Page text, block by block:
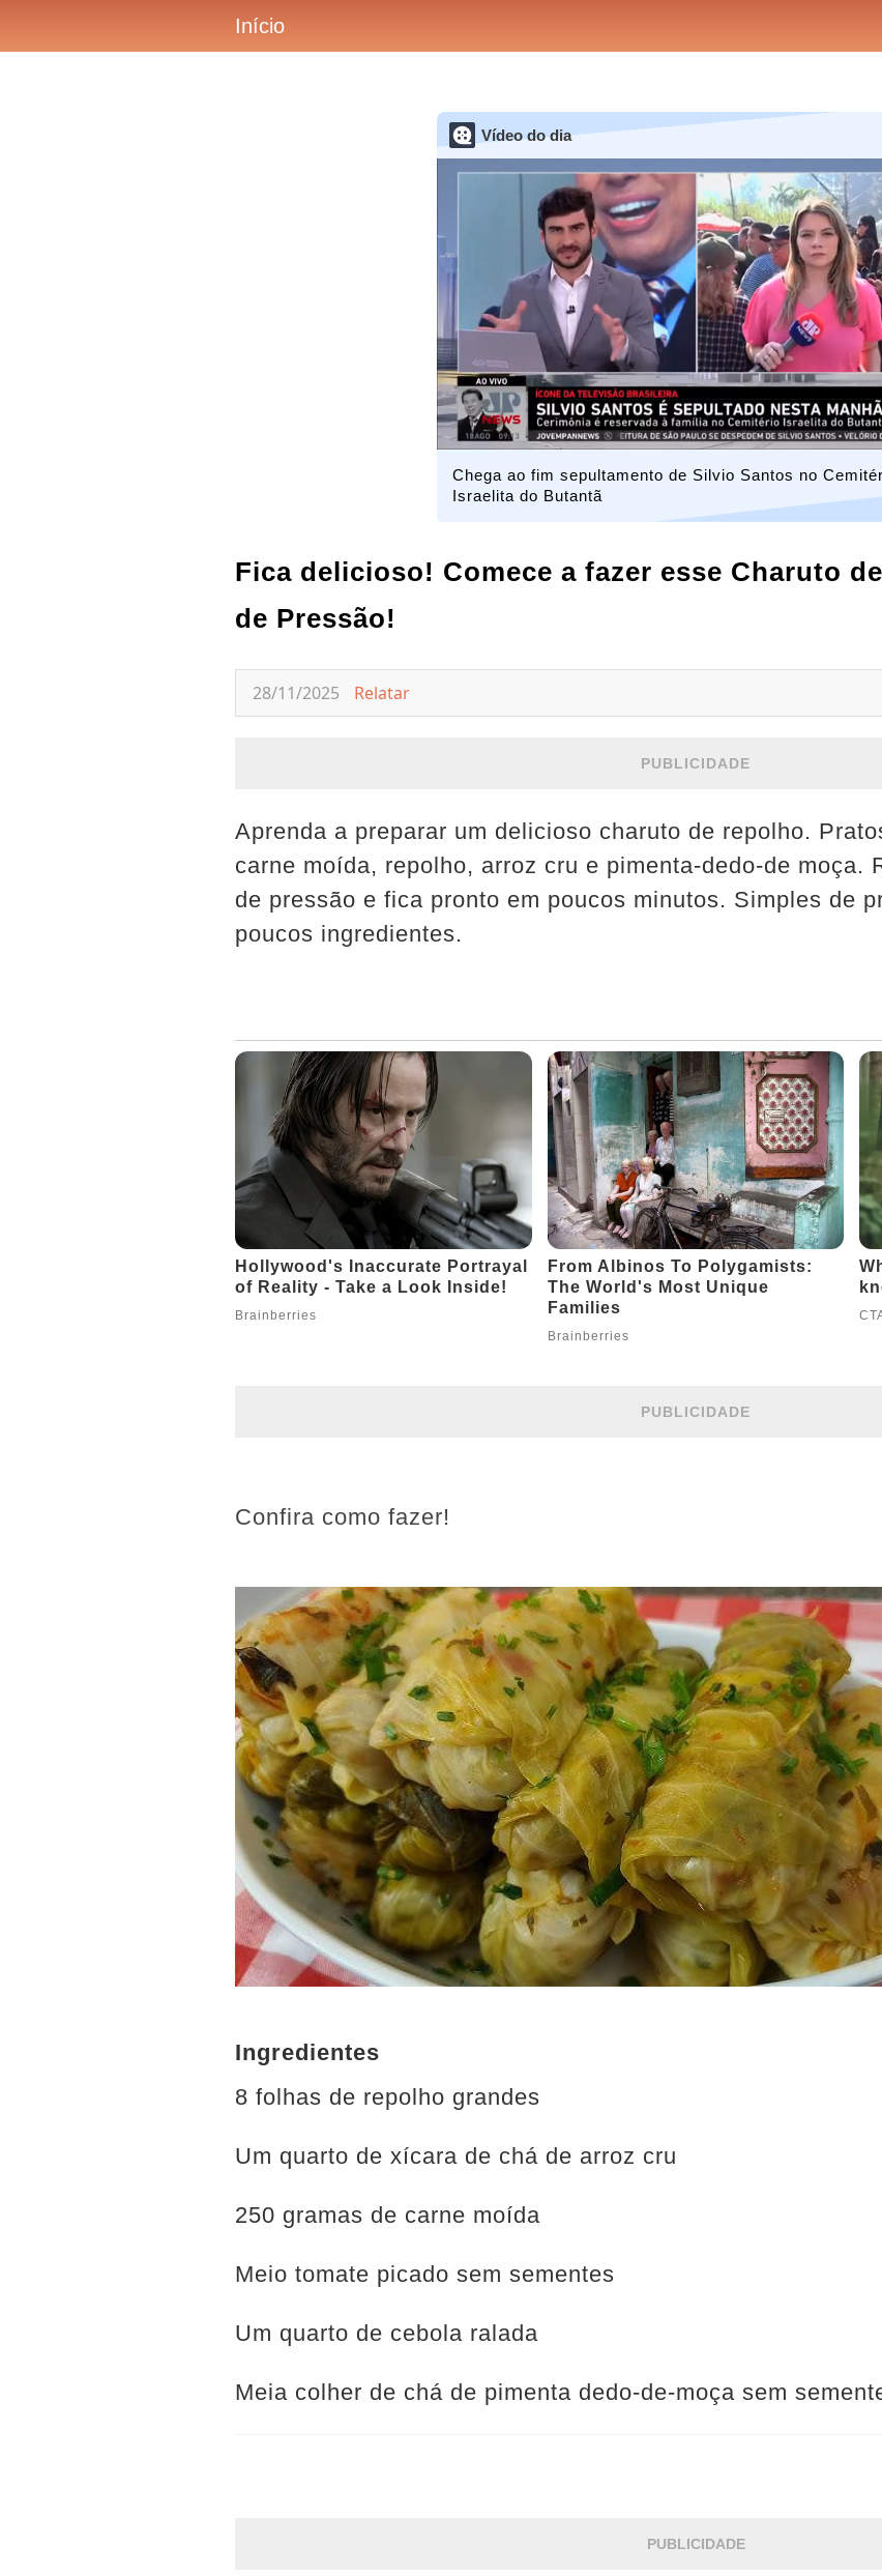
Início
Vídeo do dia
Chega ao fim sepultamento de Silvio Santos no
Israelita do Butantã
Fica delicioso! Comece a fazer esse Charuto
de Pressão!
28/11/2025 Relatar
PUBLICIDADE
Aprenda a preparar um delicioso charuto de repolho.
carne moída, repolho, arroz cru e pimenta-dedo-de moça.
de pressão e fica pronto em poucos minutos. Simples de
poucos ingredientes.
PUBLICIDADE
Confira como fazer!
Ingredientes
8 folhas de repolho grandes
Um quarto de xícara de chá de arroz cru
250 gramas de carne moída
Meio tomate picado sem sementes
Um quarto de cebola ralada
Meia colher de chá de pimenta dedo-de-moça sem
PUBLICIDADE